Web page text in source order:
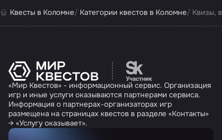
Квесты в Коломне Категории квестов в Коломне Квизы,
Перейти на сайт
«Мир Квестов» - информационный сервис. Организация
игр и иные услуги оказываются партнерами сервиса.
Информация о партнерах-организаторах игр
размещена на страницах квестов в разделе «Контакты»
→ «Услугу оказывает».